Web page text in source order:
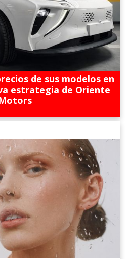
de sus modelos en
estrategia de Oriente